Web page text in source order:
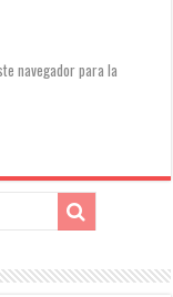
navegador para la